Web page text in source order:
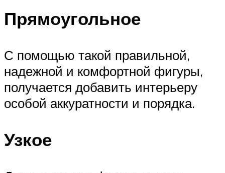
Прямоугольное
С помощью такой правильной,
надежной и комфортной фигуры,
получается добавить интерьеру
особой аккуратности и порядка.
Узкое